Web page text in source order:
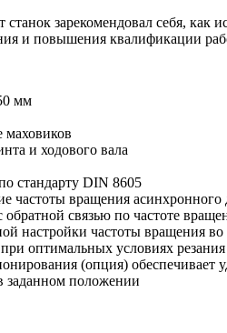
станок зарекомендовал себя,
и повышения квалификации
мм
маховиков
и ходового вала
стандарту DIN 8605
частоты вращения
обратной связью по частоте
настройки частоты вращения во
оптимальных условиях резания
(опция) обеспечивает
заданном положении